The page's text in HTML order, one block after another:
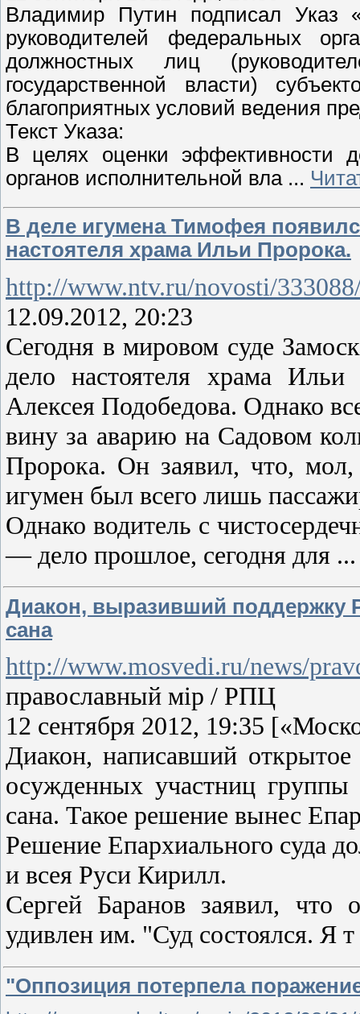
Владимир Путин подписал Указ
руководителей федеральных
должностных лиц
государственной власти)
благоприятных условий ведения
Текст Указа:
В целях оценки эффективности
органов исполнительной вла ...
В деле игумена Тимофея
настоятеля храма Ильи Пророка.
http://www.ntv.ru/novosti/
12.09.2012, 20:23
Сегодня в мировом суде
дело настоятеля храма
Алексея Подобедова. Однако
вину за аварию на Садовом
Пророка. Он заявил, что,
игумен был всего лишь
Однако водитель с
— дело прошлое, сегодня для
Диакон, выразивший поддержку
сана
http://www.mosvedi.ru/news/
православный мiр / РПЦ
12 сентября 2012, 19:35
Диакон, написавший
осужденных участниц
сана. Такое решение вынес
Решение Епархиального суда
и всея Руси Кирилл.
Сергей Баранов заявил, что
удивлен им. "Суд состоялся. Я т
"Оппозиция потерпела